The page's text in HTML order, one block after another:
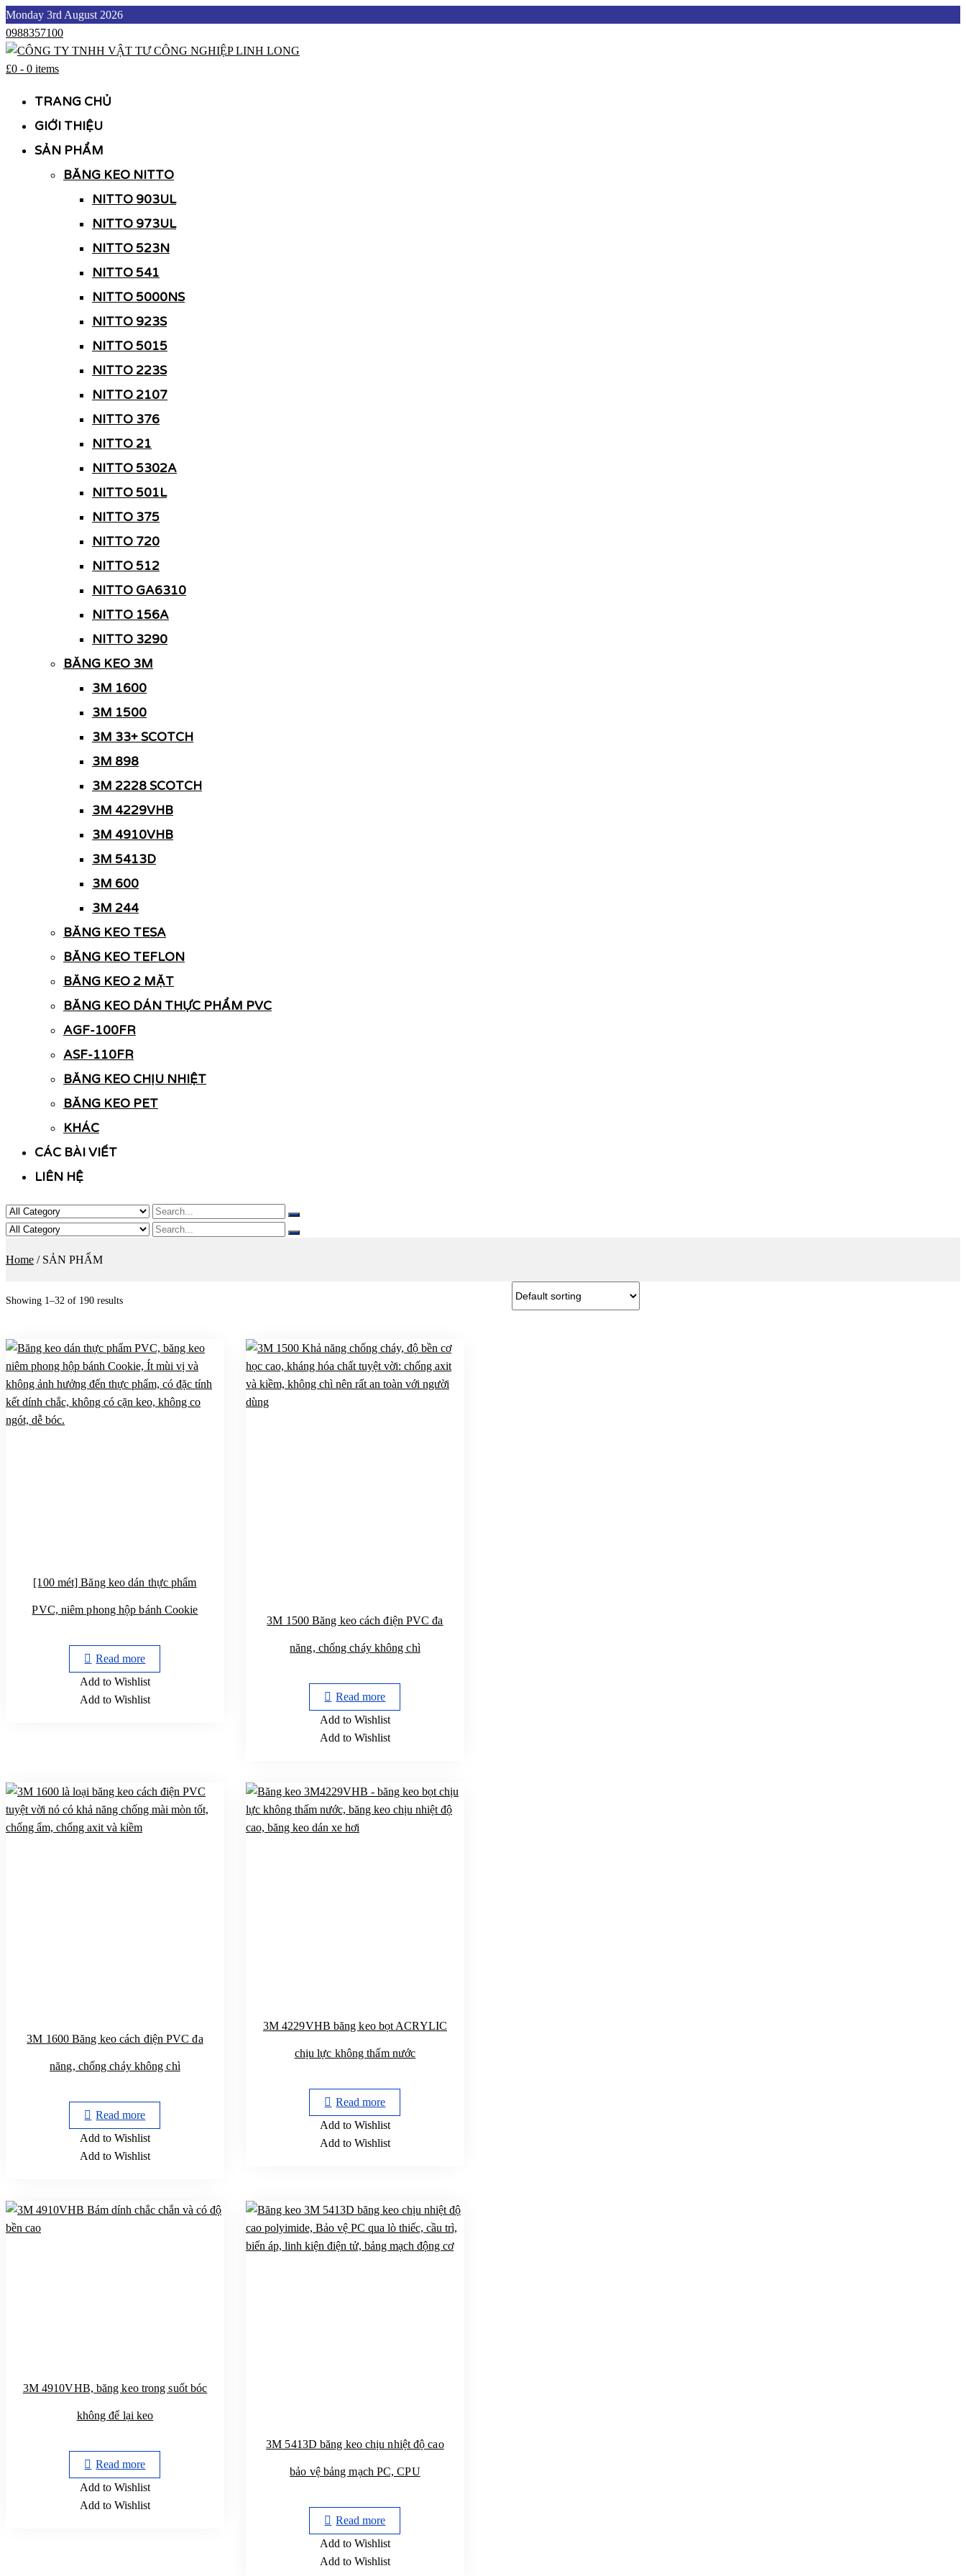
Skip
to
content
Monday 3rd August 2026
0988357100
£0 - 0 items
TRANG CHỦ
GIỚI THIỆU
SẢN PHẨM
BĂNG KEO NITTO
NITTO 903UL
NITTO 973UL
NITTO 523N
NITTO 541
NITTO 5000NS
NITTO 923S
NITTO 5015
NITTO 223S
NITTO 2107
NITTO 376
NITTO 21
NITTO 5302A
NITTO 501L
NITTO 375
NITTO 720
NITTO 512
NITTO GA6310
NITTO 156A
NITTO 3290
BĂNG KEO 3M
3M 1600
3M 1500
3M 33+ SCOTCH
3M 898
3M 2228 SCOTCH
3M 4229VHB
3M 4910VHB
3M 5413D
3M 600
3M 244
BĂNG KEO TESA
BĂNG KEO TEFLON
BĂNG KEO 2 MẶT
BĂNG KEO DÁN THỰC PHẨM PVC
AGF-100FR
ASF-110FR
BĂNG KEO CHỊU NHIỆT
BĂNG KEO PET
KHÁC
CÁC BÀI VIẾT
LIÊN HỆ
Home / SẢN PHẨM
Showing 1–32 of 190 results
[100 mét] Băng keo dán thực phẩm
PVC, niêm phong hộp bánh Cookie
Read more
Add to Wishlist
Add to Wishlist
3M 1500 Băng keo cách điện PVC đa
năng, chống cháy không chì
Read more
Add to Wishlist
Add to Wishlist
3M 1600 Băng keo cách điện PVC đa
năng, chống cháy không chì
Read more
Add to Wishlist
Add to Wishlist
3M 4229VHB băng keo bọt ACRYLIC
chịu lực không thấm nước
Read more
Add to Wishlist
Add to Wishlist
3M 4910VHB, băng keo trong suốt bóc
không để lại keo
Read more
Add to Wishlist
Add to Wishlist
3M 5413D băng keo chịu nhiệt độ cao
bảo vệ bảng mạch PC, CPU
Read more
Add to Wishlist
Add to Wishlist